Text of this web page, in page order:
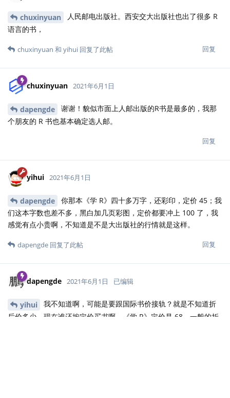
chuxinyuan
人民邮电出版社。西安交大出版社也出了很多 R
语言的书，
回复
chuxinyuan 和 yihui 回复了此帖
chuxinyuan 2021年6月1日
dapengde
谢谢！貌似市面上人邮出版的R书是最多的，我那
个朋友的 R 书也基本确定选人邮。
回复
yihui 2021年6月1日
dapengde
你那本《学 R》四十多万字，还彩印，定价 45；我
们这本字数也差不多，黑白加几页彩图，定价都要冲上 100 了，我
感觉有点小贵啊，不知道是不是大出版社的行情就是这样。
回复
dapengde 回复了此帖
dapengde 2021年6月1日 已编辑
yihui
我不知道啊，可能是要跟国际书价接轨？就是不知道折
后价多少。现在谁还按定价买书啊。《学 R》定价是 68，一般的折